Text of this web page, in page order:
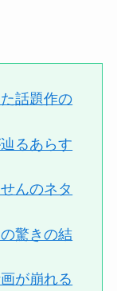
話題作の
るあらす
んのネタ
驚きの結
が崩れる